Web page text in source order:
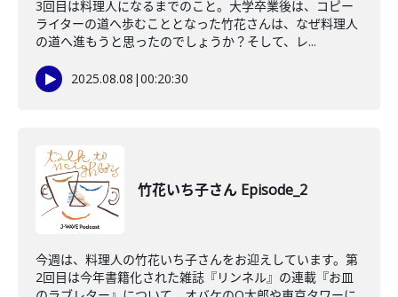
3回目は料理人になるまでのこと。大学卒業後は、コピー
ライターの道へ歩むこととなった竹花さんは、なぜ料理人
の道へ進もうと思ったのでしょうか？そして、レ...
2025.08.08 |00:20:30
竹花いち子さん Episode_2
今週は、料理人の竹花いち子さんをお迎えしています。第
2回目は今年書籍化された雑誌『リンネル』の連載『お皿